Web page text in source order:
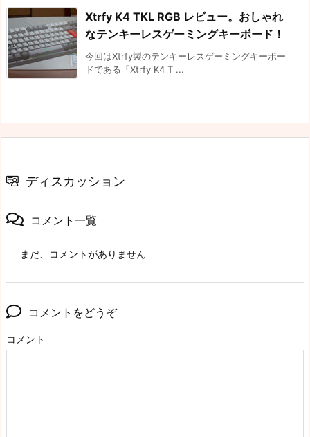
Xtrfy K4 TKL RGB レビュー。おしゃれ
なテンキーレスゲーミングキーボード！
今回はXtrfy製のテンキーレスゲーミングキーボー
ドである「Xtrfy K4 T ...
ディスカッション
コメント一覧
まだ、コメントがありません
コメントをどうぞ
コメント